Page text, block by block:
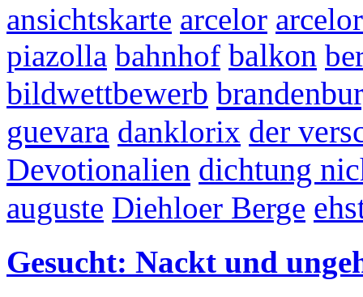
ansichtskarte arcelor
piazolla bahnhof balkon
bildwettbewerb
guevara danklorix der
Devotionalien dichtung
auguste Diehloer Berge
Gesucht: Nackt und